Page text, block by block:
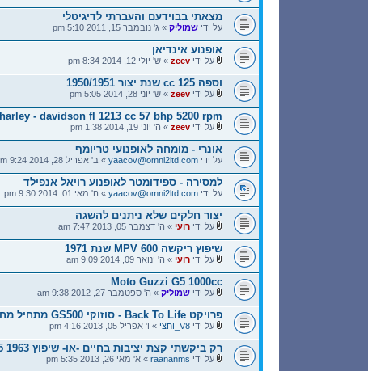
מצאתי בבוידעם והעברתי לדיגיטלי
על ידישמוליק » ג' נובמבר 15, 2011 5:10 pm
אופנוע אינדיאן
על ידיzeev » ש' יולי 12, 2014 8:34 pm
וספה 125 cc שנת יצור 1950/1951
על ידיzeev » ש' יוני 28, 2014 5:05 pm
harley - davidson fl 1213 cc 57 bhp 5200 rpm
על ידיzeev » ה' יוני 19, 2014 1:38 pm
אונרי - מומחה לאופנועי טריומף
על ידיyaacov@omni2ltd.com » ב' אפריל 28, 2014 9:24 pm
למסירה - ספידומטר לאופנוע רויאל אנפילד
על ידיyaacov@omni2ltd.com » ה' מאי 01, 2014 9:30 pm
יצור חלקים שלא ניתנים להשגה
על ידירועי » ה' דצמבר 05, 2013 7:47 am
שיפוץ ריקשה MPV 600 שנת 1971
על ידירועי » ה' ינואר 09, 2014 9:09 am
Moto Guzzi G5 1000cc
על ידישמוליק » ה' ספטמבר 27, 2012 9:38 am
פרויקט Back To Life - סוזוקי GS500 מתחיל מחדש
על ידיV8_וחצי » ו' אפריל 05, 2013 4:16 pm
רק ביקשתי קצת יציבות בחיים -או- שיפוץ Lambretta Tv 175 1963
על ידי raananms » א' מאי 26, 2013 5:35 pm